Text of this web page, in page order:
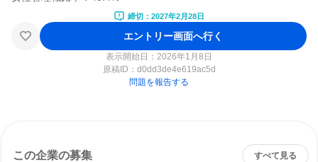
締切：2027年2月28日
エントリー画面へ行く
表示開始日：2026年1月8日
原稿ID： d0dd3de4e619ac5d
問題を報告する
この企業の募集 すべて見る